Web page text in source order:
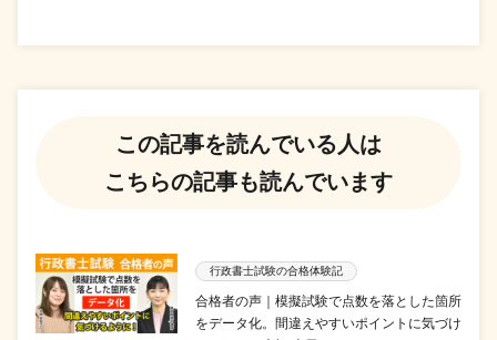
この記事を読んでいる人は
こちらの記事も読んでいます
行政書士試験の合格体験記
合格者の声｜模擬試験で点数を落とした箇所
をデータ化。間違えやすいポイントに気づけ